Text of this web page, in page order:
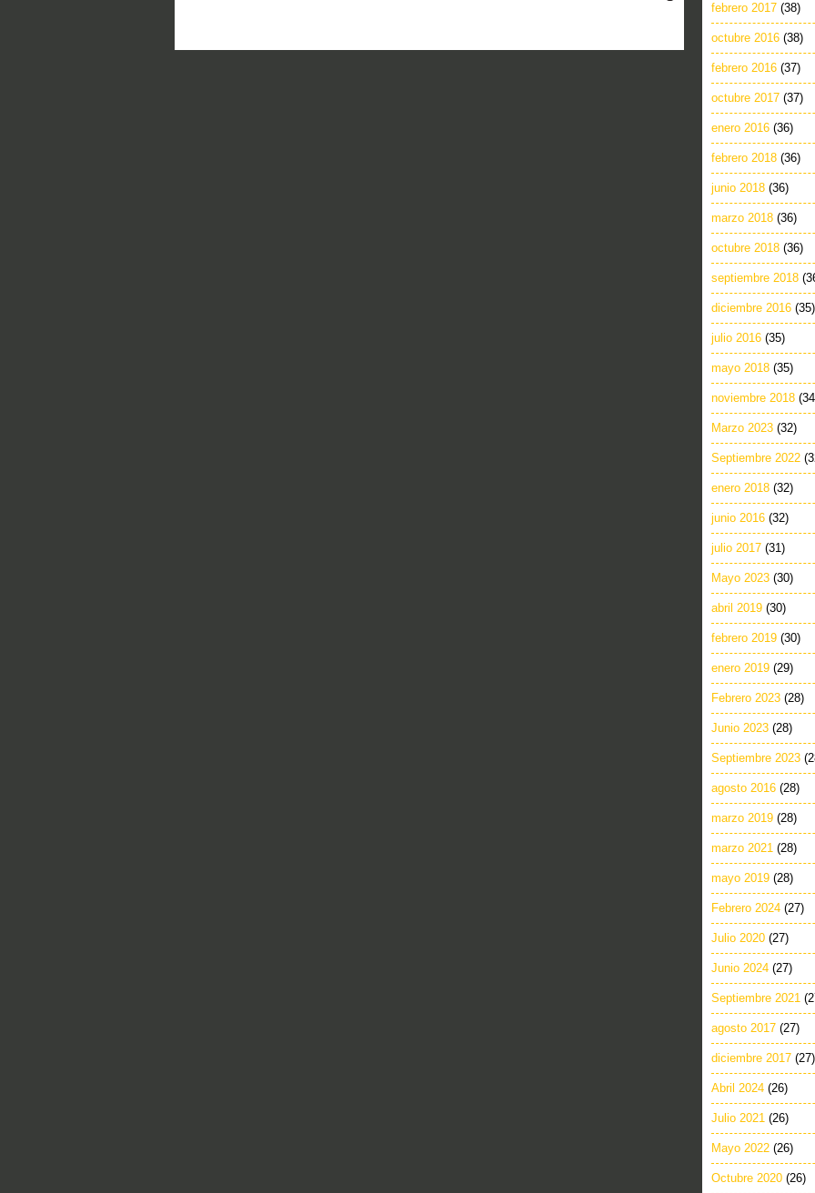
febrero 2017 (38)
octubre 2016 (38)
febrero 2016 (37)
octubre 2017 (37)
enero 2016 (36)
febrero 2018 (36)
junio 2018 (36)
marzo 2018 (36)
octubre 2018 (36)
septiembre 2018
diciembre 2016 (35)
julio 2016 (35)
mayo 2018 (35)
noviembre 2018
Marzo 2023 (32)
Septiembre 2022
enero 2018 (32)
junio 2016 (32)
julio 2017 (31)
Mayo 2023 (30)
abril 2019 (30)
febrero 2019 (30)
enero 2019 (29)
Febrero 2023 (28)
Junio 2023 (28)
Septiembre 2023
agosto 2016 (28)
marzo 2019 (28)
marzo 2021 (28)
mayo 2019 (28)
Febrero 2024 (27)
Julio 2020 (27)
Junio 2024 (27)
Septiembre 2021
agosto 2017 (27)
diciembre 2017 (27)
Abril 2024 (26)
Julio 2021 (26)
Mayo 2022 (26)
Octubre 2020 (26)